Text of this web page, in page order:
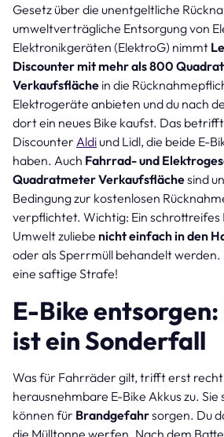
Gesetz über die unentgeltliche
umweltverträgliche Entsorgung von
Elektronikgeräten (ElektroG) nimmt
Discounter mit mehr als 800
Verkaufsfläche in die
Elektrogeräte anbieten und du nach
dort ein neues Bike kaufst. Das betrifft
Discounter Aldi und Lidl, die beide E-
haben. Auch Fahrrad- und
Quadratmeter Verkaufsflächesind
Bedingung zur kostenlosen
verpflichtet. Wichtig: Ein schrottreifes
Umwelt zuliebe nicht einfach in den
oder als Sperrmüll behandelt
eine saftige Strafe!
E-Bike
ist ein Sonderfall
Was für Fahrräder gilt, trifft erst
herausnehmbare E-Bike Akkus zu. Sie
können für Brandgefahrsorgen. Du
die Mülltonne werfen. Nach dem